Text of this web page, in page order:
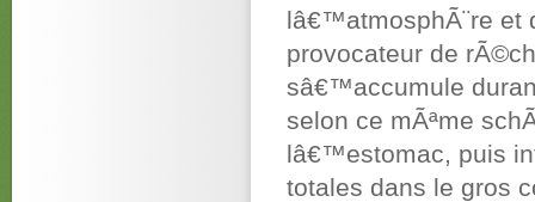
lâ€™atmosphÃ¨re et
provocateur de
sâ€™accumule
selon ce mÃªme
lâ€™estomac, puis
totales dans le gros